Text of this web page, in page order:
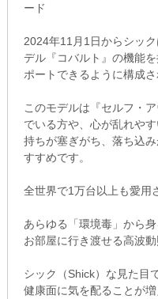
ード
2024年11月1日からシッ
デル『コバルト』の機能
ポートできるように構成さ
このモデルは『セルフ・
でいる方や、心が乱れや
持ちが塞ぎがち、落ち込
すすめです。
全世界で1万台以上も愛用
あらゆる「環境毒」から
お部屋に行き渡せる高波
シック（Shick）な見た目
健康面に気を配ることが